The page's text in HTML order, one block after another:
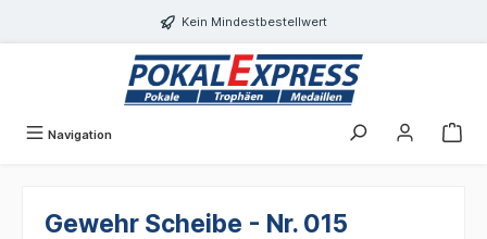
Kein Mindestbestellwert
Navigation
Gewehr Scheibe - Nr. 015